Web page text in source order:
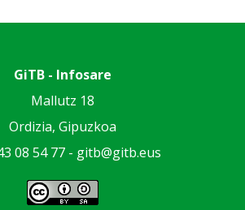
GiTB - Infosare
Mallutz 18
Ordizia, Gipuzkoa
08 54 77 - gitb@gitb.eus